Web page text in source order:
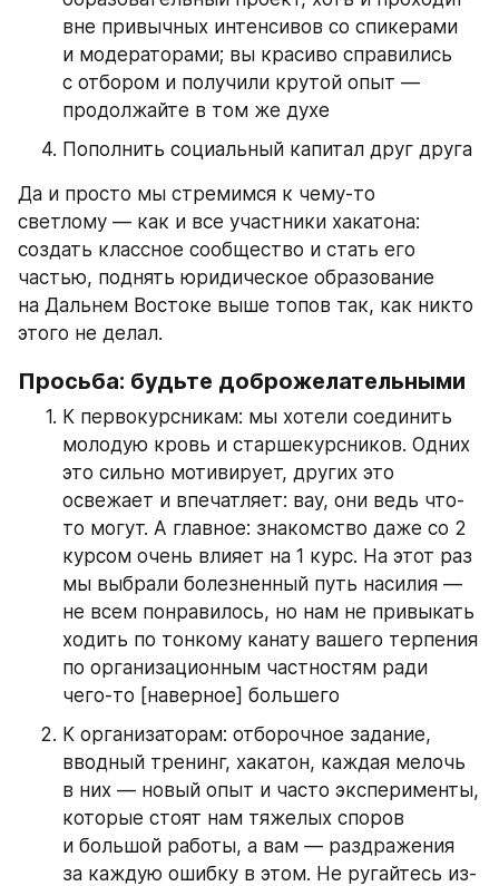
вне привычных интенсивов со спикерами
и модераторами; вы красиво справились
с отбором и получили крутой опыт —
продолжайте в том же духе
Пополнить социальный капитал друг друга
Да и просто мы стремимся к чему-то
светлому — как и все участники хакатона:
создать классное сообщество и стать его
частью, поднять юридическое образование
на Дальнем Востоке выше топов так, как никто
этого не делал.
Просьба: будьте доброжелательными
К первокурсникам: мы хотели соединить
молодую кровь и старшекурсников. Одних
это сильно мотивирует, других это
освежает и впечатляет: вау, они ведь что-
то могут. А главное: знакомство даже со 2
курсом очень влияет на 1 курс. На этот раз
мы выбрали болезненный путь насилия —
не всем понравилось, но нам не привыкать
ходить по тонкому канату вашего терпения
по организационным частностям ради
чего-то [наверное] большего
К организаторам: отборочное задание,
вводный тренинг, хакатон, каждая мелочь
в них — новый опыт и часто эксперименты,
которые стоят нам тяжелых споров
и большой работы, а вам — раздражения
за каждую ошибку в этом. Не ругайтесь из-